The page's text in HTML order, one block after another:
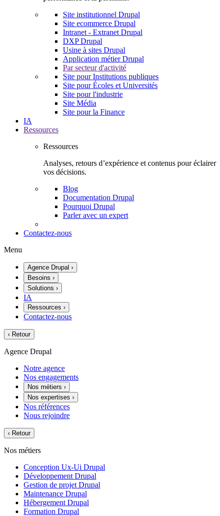
Site institutionnel Drupal
Site ecommerce Drupal
Intranet - Extranet Drupal
DXP Drupal
Usine à sites Drupal
Application métier Drupal
Par secteur d'activité
Site pour Institutions publiques
Site pour Écoles et Universités
Site pour l'industrie
Site Média
Site pour la Finance
IA
Ressources
Ressources
Analyses, retours d’expérience et contenus pour éclairer
vos décisions.
Blog
Documentation Drupal
Pourquoi Drupal
Parler avec un expert
Contactez-nous
Menu
Agence Drupal ›
Besoins ›
Solutions ›
IA
Ressources ›
Contactez-nous
‹ Retour
Agence Drupal
Notre agence
Nos engagements
Nos métiers ›
Nos expertises ›
Nos références
Nous rejoindre
‹ Retour
Nos métiers
Conception Ux-Ui Drupal
Développement Drupal
Gestion de projet Drupal
Maintenance Drupal
Hébergement Drupal
Formation Drupal